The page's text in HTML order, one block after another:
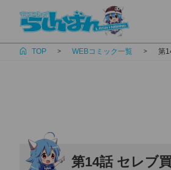
TOP WEBコミック一覧 第
第14話 セレブ